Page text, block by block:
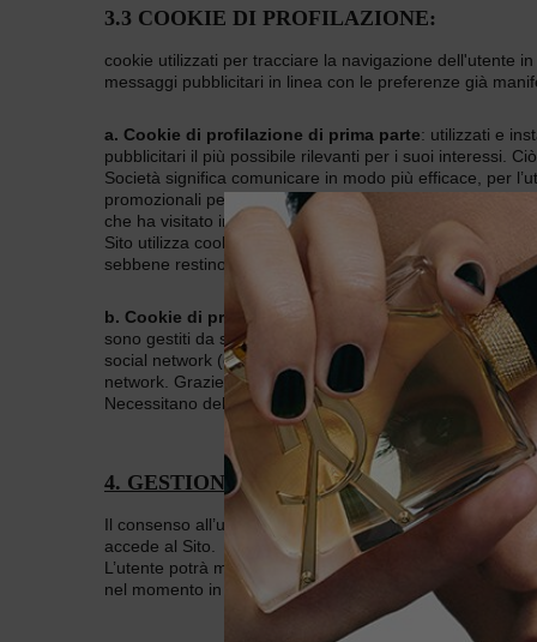
3.3 COOKIE DI PROFILAZIONE:
cookie utilizzati per tracciare la navigazione dell'utente
messaggi pubblicitari in linea con le preferenze già
a. Cookie di profilazione di prima parte: utilizzati e
pubblicitari il più possibile rilevanti per i suoi interessi.
Società significa comunicare in modo più efficace, per
promozionali permettono di avere conferma che
che ha visitato in precedenza. Questi cookies
Sito utilizza cookies promozionali esclusivamente in
sebbene restino nel dispositivo dell’utente per un
b. Cookie di profilazione di terze parti: utilizzati e
sono gestiti da società di terze parti quali TagMan,
social network (esempio, Facebook e Twitter). Questi
network. Grazie al click sui Social buttons/widgets, il
Necessitano del suo consenso.
4. GESTIONE DELLE PREFERENZE SUI
Il consenso all’uso dei cookie viene prestato cliccando
accede al Sito.
L’utente potrà modificare le impostazioni sui cookie e
nel momento in cui l’utente accede al Sito.